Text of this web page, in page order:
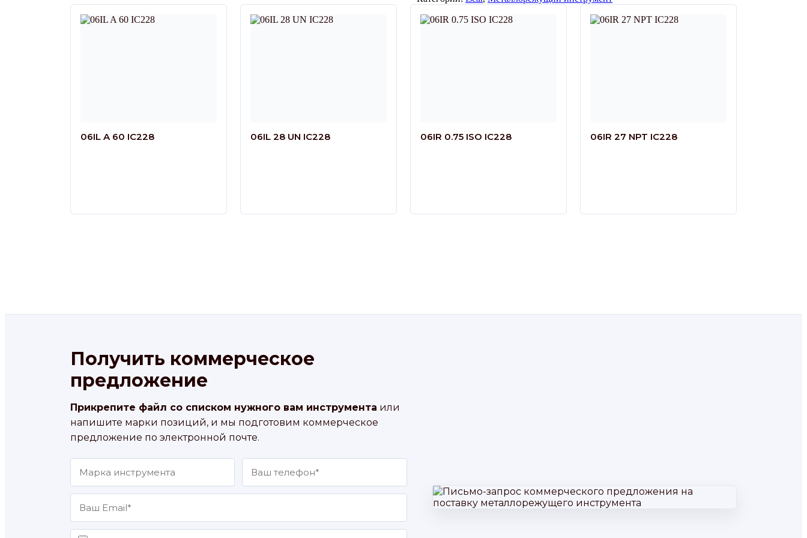
06IL A 60 IC228 06IL 28 UN IC228 06IR 0.75 ISO IC228 06IR 27 NPT IC228
Получить коммерческое
предложение
Прикрепите файл со списком нужного вам инструмента или
напишите марки позиций, и мы подготовим коммерческое
предложение по электронной почте.